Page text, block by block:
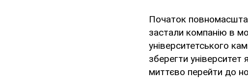
Початок
застали компанію в
університетського
зберегти
миттєво перейти до